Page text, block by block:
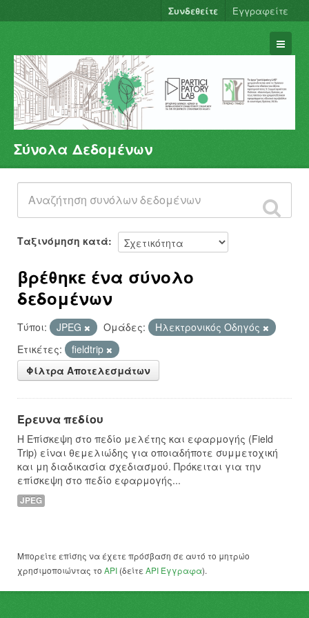
Συνδεθείτε Εγγραφείτε
Σύνολα Δεδομένων
Φορείς
Ομάδες
Σχετικά
Σύνολα Δεδομένων
Ταξινόμηση κατά
βρέθηκε ένα σύνολο
δεδομένων
Τύποι: JPEG Ομάδες:
Hλεκτρονικός Οδηγός
Ετικέτες:
fieldtrip
Φίλτρα Αποτελεσμάτων
Έρευνα πεδίου
Η Επίσκεψη στο πεδίο μελέτης και εφαρμογής (Field
Trip) είναι θεμελιώδης για οποιαδήποτε συμμετοχική
και μη διαδικασία σχεδιασμού. Πρόκειται για την
επίσκεψη στο πεδίο εφαρμογής...
JPEG
Μπορείτε επίσης να έχετε πρόσβαση σε αυτό το μητρώο
χρησιμοποιώντας το API (δείτε API Έγγραφα).